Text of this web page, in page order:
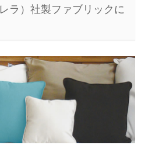
ラ）社製ファブリックに